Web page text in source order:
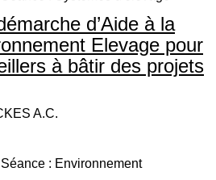
d’Aide à la
Elevage pour
à bâtir des projets
A.C.
: Environnement